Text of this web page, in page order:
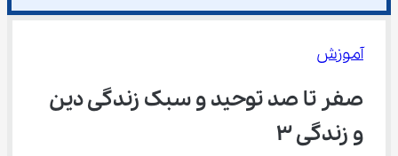
آموزش
صفر تا صد توحید و سبک زندگی دین
و زندگی ۳